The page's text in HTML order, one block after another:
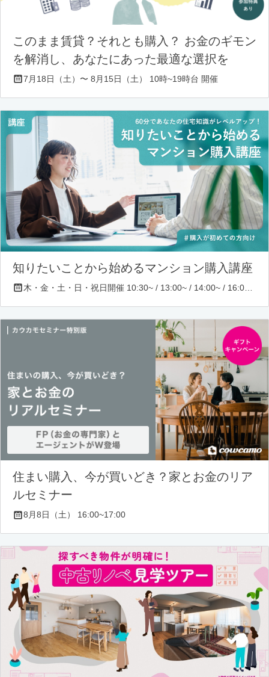
このまま賃貸？それとも購入？ お金のギモン
を解消し、あなたにあった最適な選択を
7月18日（土）〜 8月15日（土） 10時~19時台 開催
知りたいことから始めるマンション購入講座
住まい購入、今が買いどき？家とお金のリア
ルセミナー
8月8日（土） 16:00~17:00